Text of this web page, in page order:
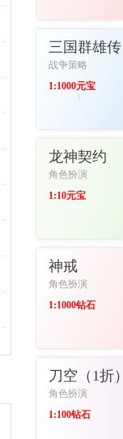
三国群雄传
战争策略
1:1000元宝
龙神契约
角色扮演
1:10元宝
神戒
角色扮演
1:1000钻石
刀空（1折
角色扮演
1:100钻石